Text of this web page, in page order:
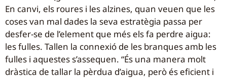
En canvi, els roures i les alzines, quan veuen que les
coses van mal dades la seva estratègia passa per
desfer-se de l’element que més els fa perdre aigua:
les fulles. Tallen la connexió de les branques amb les
fulles i aquestes s’assequen. “És una manera molt
dràstica de tallar la pèrdua d’aigua, però és eficient i